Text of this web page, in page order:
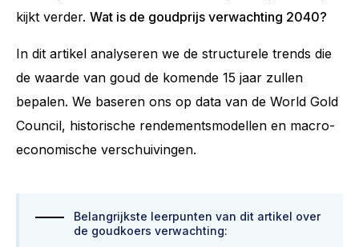
kijkt verder. Wat is de goudprijs verwachting 2040?
In dit artikel analyseren we de structurele trends die
de waarde van goud de komende 15 jaar zullen
bepalen. We baseren ons op data van de World Gold
Council, historische rendementsmodellen en macro-
economische verschuivingen.
Belangrijkste leerpunten van dit artikel over
de goudkoers verwachting: